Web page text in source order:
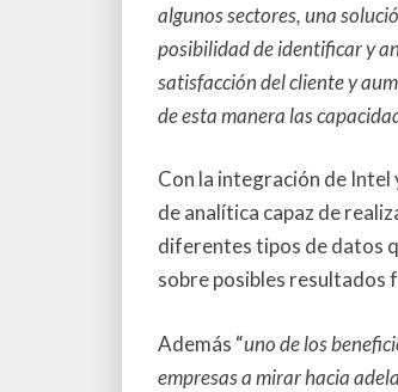
algunos sectores, una
posibilidad de identificar y
satisfacción del cliente y
de esta manera las
Con la integración de Intel
de analítica capaz de
diferentes tipos de datos
sobre posibles resultados
Además “uno de los
empresas a mirar hacia